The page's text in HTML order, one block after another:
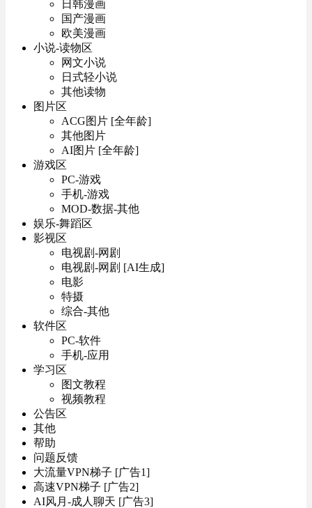
日韩漫画
国产漫画
欧美漫画
小说-读物区
网文小说
日式轻小说
其他读物
图片区
ACG图片 [全年龄]
其他图片
AI图片 [全年龄]
游戏区
PC-游戏
手机-游戏
MOD-数据-其他
娱乐-舞蹈区
影视区
电视剧-网剧
电视剧-网剧 [AI生成]
电影
特摄
综合-其他
软件区
PC-软件
手机-应用
学习区
图文教程
视频教程
公告区
其他
帮助
问题反馈
大流量VPN梯子 [广告1]
高速VPN梯子 [广告2]
AI风月-成人聊天 [广告3]